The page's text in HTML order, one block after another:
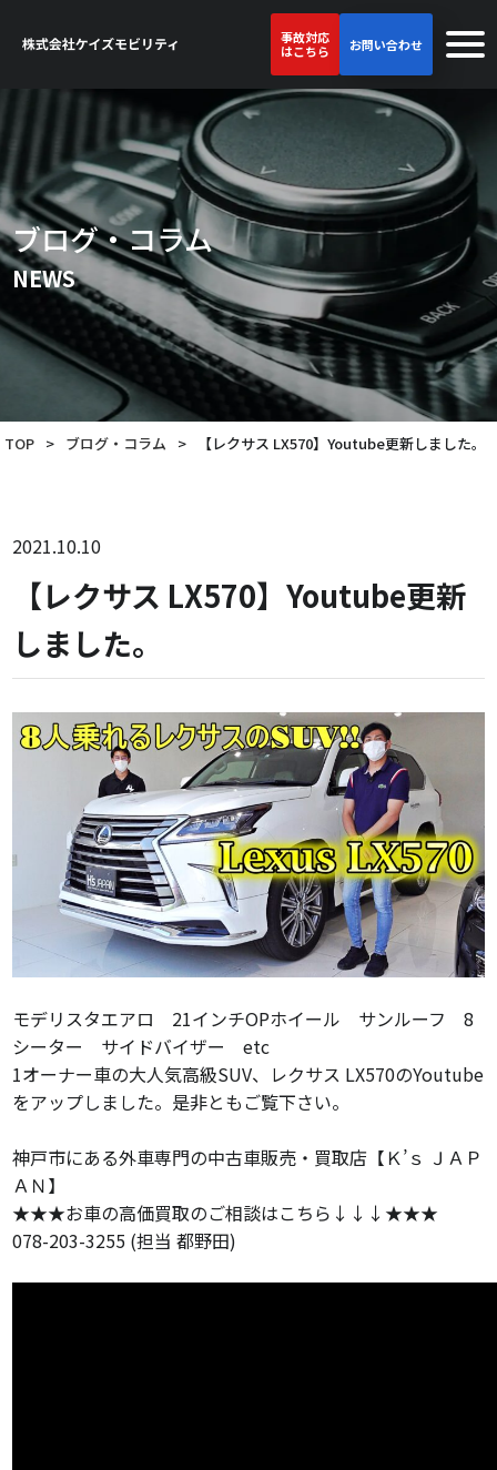
事故対応
はこちら
お問い合わせ
ブログ・コラム
NEWS
TOP > ブログ・コラム > 【レクサス LX570】Youtube更新しました。
2021.10.10
【レクサス LX570】Youtube更新
しました。
モデリスタエアロ 21インチOPホイール サンルーフ 8
シーター サイドバイザー etc
1オーナー車の大人気高級SUV、レクサス LX570のYoutube
をアップしました。是非ともご覧下さい。
神戸市にある外車専門の中古車販売・買取店【Ｋ’ｓ ＪＡＰ
ＡＮ】
★★★お車の高価買取のご相談はこちら↓↓↓★★★
078-203-3255 (担当 都野田)